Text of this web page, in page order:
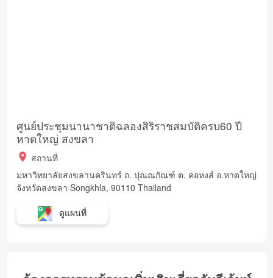
ศูนย์ประชุมนานาชาติฉลองสิริราชสมบัติครบ60 ปี
หาดใหญ่ สงขลา
สถานที่
มหาวิทยาลัยสงขลานครินทร์ ถ. ปุณณกัณฑ์ ต. คอหงส์ อ.หาดใหญ่
จังหวัดสงขลา Songkhla, 90110 Thailand
ดูแผนที่